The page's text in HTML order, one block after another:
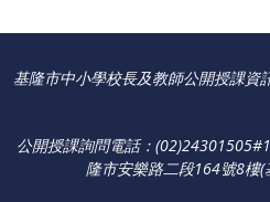
基隆市中小學校長及教師公開授課資
公開授課詢問電話：
隆市安樂路二段164號8樓(